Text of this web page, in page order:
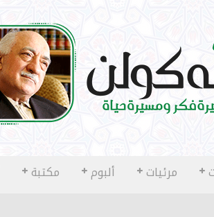
مرئيات ألبوم مكتبة